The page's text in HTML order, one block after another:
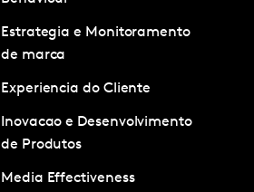
Estrategia e Monitoramento
de marca
Experiencia do Cliente
Inovacao e Desenvolvimento
de Produtos
Media Effectiveness